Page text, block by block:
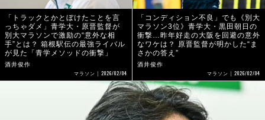
「トラックとかとぼけたことを言
っちゃダメ」青学大・原晋監督が
別大マラソンで激励の“意外な相
手”とは？ 箱根駅伝の最強ライバル
が見た「青学メソッドの衝撃」
酒井俊作
マラソン 2026/02/04
「コンディション不良」でも《別大
マラソン3位》青学大・黒田朝日の
衝撃…昨年好走の大阪を回避の意外
なワケは？ 原晋監督が明かした“ま
さかの答え”
酒井俊作
マラソン 2026/02/04